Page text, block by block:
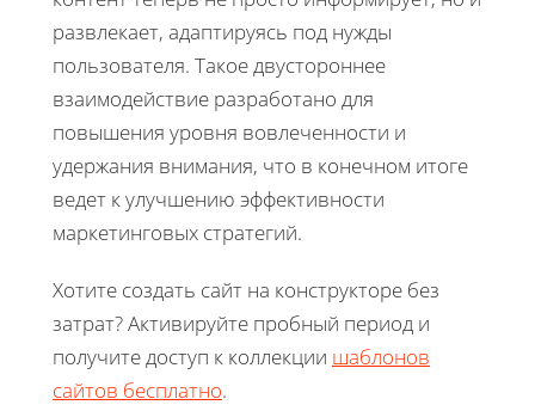
развлекает, адаптируясь под нужды
пользователя. Такое двустороннее
взаимодействие разработано для
повышения уровня вовлеченности и
удержания внимания, что в конечном итоге
ведет к улучшению эффективности
маркетинговых стратегий.
Хотите создать сайт на конструкторе без
затрат? Активируйте пробный период и
получите доступ к коллекции шаблонов
сайтов бесплатно.